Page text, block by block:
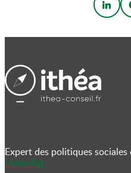
Expert des politiques
Linkedin